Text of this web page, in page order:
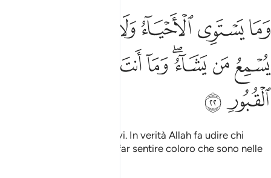
وما يستوي الاحياء ولا الاموات ان الله يسمع من يشاء وما انت بمسمع
وَمَا يَسْتَوِى ٱلْأَحْيَآءُ وَلَا ٱلْأَمْوَٰتُ ۚ إِنَّ ٱللَّهَ يُسْمِعُ مَن
ﱐﱑﱒﱓ
ﱘﱙﱚﱛﱜﱝ
ﱡﱢ
né i morti sono uguali ai vivi. In verità Allah fa udire chi
vuole, mentre tu non puoi far sentire coloro che sono nelle